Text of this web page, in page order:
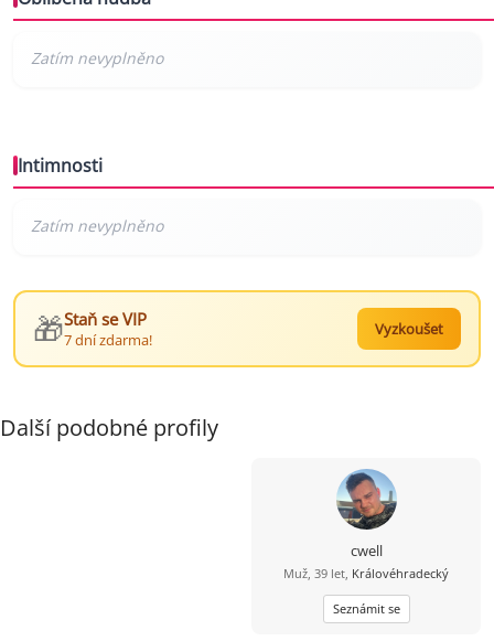
Intimnosti
🎁Staň se VIP
7 dní zdarma!
Vyzkoušet
Další podobné profily
cwell
Muž, 39 let, Královéhradecký
Seznámit se